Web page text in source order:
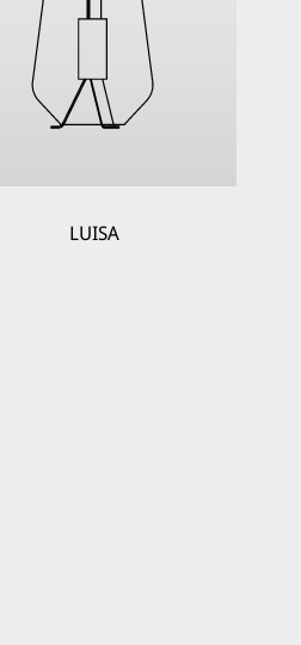
LUISA